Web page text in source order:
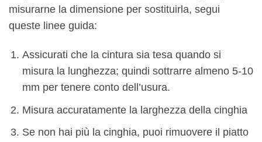
misurarne la dimensione per sostituirla, segui
queste linee guida:
Assicurati che la cintura sia tesa quando si
misura la lunghezza; quindi sottrarre almeno 5-10
mm per tenere conto dell’usura.
Misura accuratamente la larghezza della cinghia
Se non hai più la cinghia, puoi rimuovere il piatto